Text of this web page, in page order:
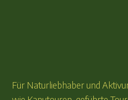
Für Naturliebhaber und